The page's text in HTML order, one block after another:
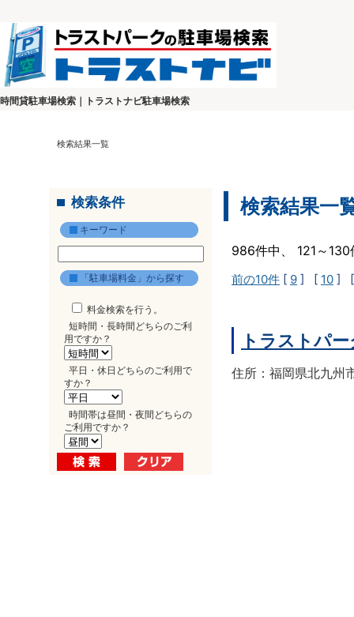
時間貸駐車場検索｜トラストナビ駐車場検索
検索結果一覧
検索条件
キーワード
「駐車場料金」から探す
料金検索を行う。
短時間・長時間どちらのご利
用ですか？
平日・休日どちらのご利用で
すか？
時間帯は昼間・夜間どちらの
ご利用ですか？
検索結果一
986件中、 121～
前の10件 [ 9 ] [ 10 ]
トラストパ
住所：福岡県北九州